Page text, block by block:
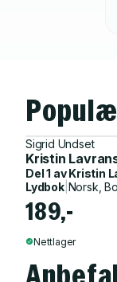
Sigrid Undset
Kristin
Del 1 avKristin
Lydbok| Norsk,
189,-
Nettlager